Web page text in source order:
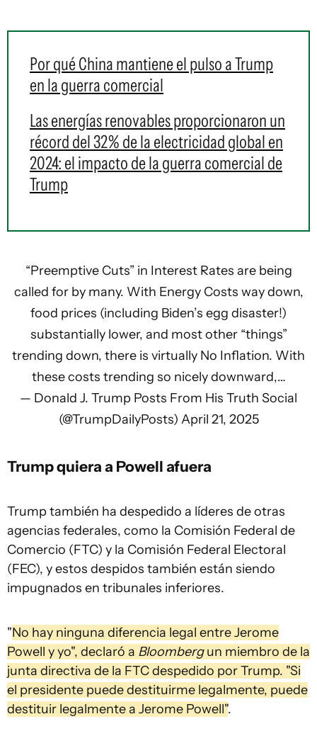
Por qué China mantiene el pulso a Trump
en la guerra comercial
Las energías renovables proporcionaron un
récord del 32% de la electricidad global en
2024: el impacto de la guerra comercial de
Trump
“Preemptive Cuts” in Interest Rates are being
called for by many. With Energy Costs way down,
food prices (including Biden’s egg disaster!)
substantially lower, and most other “things”
trending down, there is virtually No Inflation. With
these costs trending so nicely downward,…
— Donald J. Trump Posts From His Truth Social
(@TrumpDailyPosts) April 21, 2025
Trump quiera a Powell afuera
Trump también ha despedido a líderes de otras
agencias federales, como la Comisión Federal de
Comercio (FTC) y la Comisión Federal Electoral
(FEC), y estos despidos también están siendo
impugnados en tribunales inferiores.
"No hay ninguna diferencia legal entre Jerome
Powell y yo", declaró a Bloombergun miembro de la
junta directiva de la FTC despedido por Trump. "Si
el presidente puede destituirme legalmente, puede
destituir legalmente a Jerome Powell".